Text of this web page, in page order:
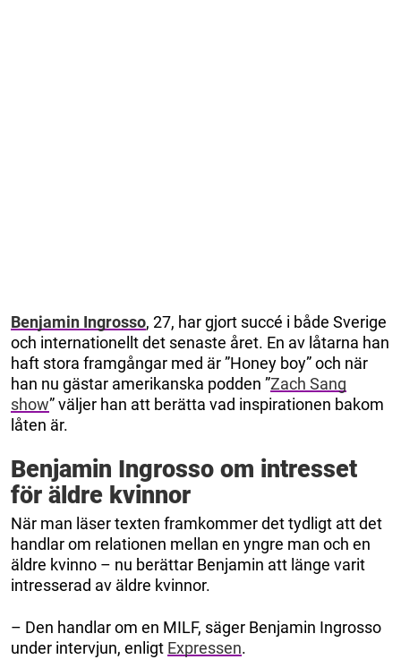
Benjamin Ingrosso, 27, har gjort succé i både Sverige
och internationellt det senaste året. En av låtarna han
haft stora framgångar med är ”Honey boy” och när
han nu gästar amerikanska podden ”Zach Sang
show” väljer han att berätta vad inspirationen bakom
låten är.
Benjamin Ingrosso om intresset
för äldre kvinnor
När man läser texten framkommer det tydligt att det
handlar om relationen mellan en yngre man och en
äldre kvinno – nu berättar Benjamin att länge varit
intresserad av äldre kvinnor.
– Den handlar om en MILF, säger Benjamin Ingrosso
under intervjun, enligt Expressen.